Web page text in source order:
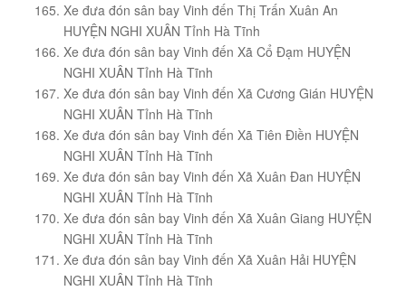
Xe đưa đón sân bay Vinh đến Thị Trấn Xuân An
HUYỆN NGHI XUÂN Tỉnh Hà Tĩnh
Xe đưa đón sân bay Vinh đến Xã Cổ Đạm HUYỆN
NGHI XUÂN Tỉnh Hà Tĩnh
Xe đưa đón sân bay Vinh đến Xã Cương Gián HUYỆN
NGHI XUÂN Tỉnh Hà Tĩnh
Xe đưa đón sân bay Vinh đến Xã Tiên Điền HUYỆN
NGHI XUÂN Tỉnh Hà Tĩnh
Xe đưa đón sân bay Vinh đến Xã Xuân Đan HUYỆN
NGHI XUÂN Tỉnh Hà Tĩnh
Xe đưa đón sân bay Vinh đến Xã Xuân Giang HUYỆN
NGHI XUÂN Tỉnh Hà Tĩnh
Xe đưa đón sân bay Vinh đến Xã Xuân Hải HUYỆN
NGHI XUÂN Tỉnh Hà Tĩnh